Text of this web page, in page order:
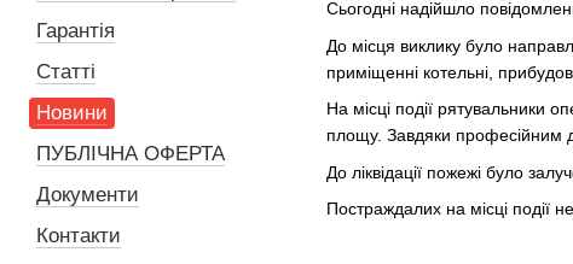
Сьогодні надійшло
До місця виклику було
приміщенні котельні,
На місці події рятувальники
площу. Завдяки професійним
До ліквідації пожежі було
Постраждалих на місці події
Гарантія
Статті
Новини
ПУБЛІЧНА ОФЕРТА
Документи
Контакти